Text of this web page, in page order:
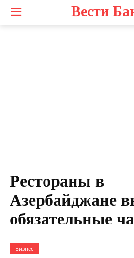
Вести
Рестораны в
Азербайджане
обязательные
Бизнес